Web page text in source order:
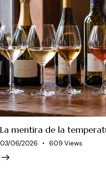
La mentira de la
03/06/2026 609 Views